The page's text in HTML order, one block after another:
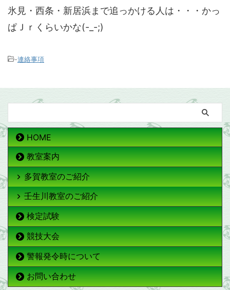
氷見・西条・新居浜まで追っかける人は・・・かっ
ぱＪｒくらいかな(-_-;)
-連絡事項
HOME
教室案内
多賀教室のご紹介
壬生川教室のご紹介
検定試験
競技大会
警報発令時について
お問い合わせ